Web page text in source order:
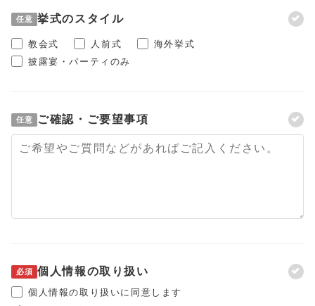
任意 挙式のスタイル
教会式 人前式
海外挙式
披露宴・パーティのみ
任意 ご確認・ご要望事項
必須 個人情報の取り扱い
個人情報の取り扱いに同意します